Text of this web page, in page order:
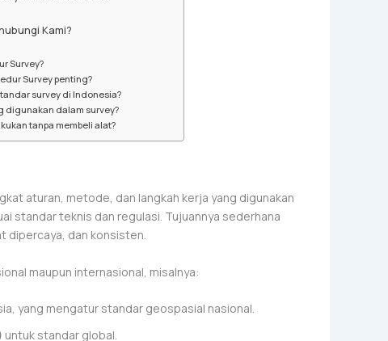
Kami?
Survey?
Survey penting?
survey di Indonesia?
digunakan dalam survey?
tanpa membeli alat?
aturan, metode, dan langkah kerja yang digunakan
standar teknis dan regulasi. Tujuannya sederhana
dipercaya, dan konsisten.
maupun internasional, misalnya:
yang mengatur standar geospasial nasional.
untuk standar global.